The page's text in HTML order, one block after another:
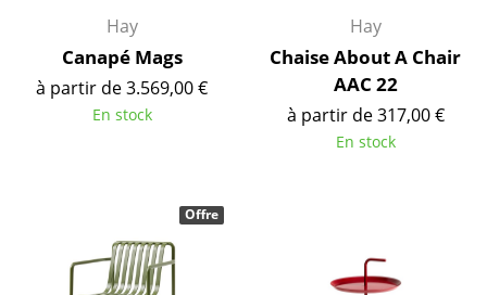
Suspensions & Plafonniers
Lampes de table
Appliques murales
Hay
Canapé Mags
à partir de 3.569,00 €
En stock
Hay
Chaise About A Chair
AAC 22
à partir de 317,00 €
En stock
Offre